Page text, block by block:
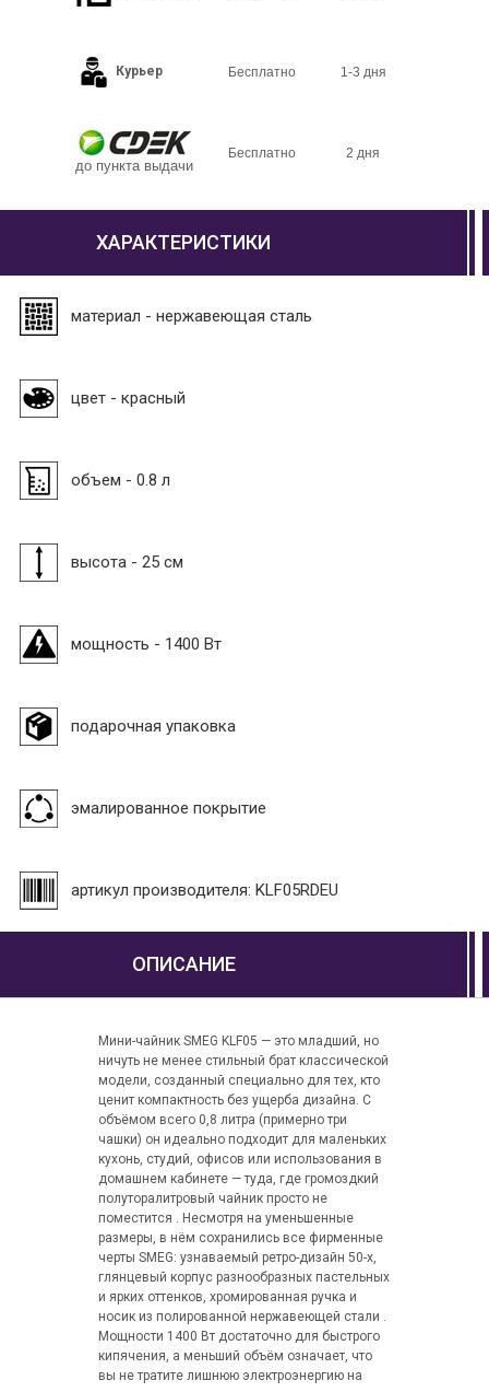
Курьер Бесплатно 1-3 дня
до пункта выдачи
Бесплатно 2 дня
ХАРАКТЕРИСТИКИ
материал - нержавеющая сталь
цвет - красный
объем - 0.8 л
высота - 25 см
мощность - 1400 Вт
подарочная упаковка
эмалированное покрытие
артикул производителя: KLF05RDEU
ОПИСАНИЕ
Мини-чайник SMEG KLF05 — это младший, но
ничуть не менее стильный брат классической
модели, созданный специально для тех, кто
ценит компактность без ущерба дизайна. С
объёмом всего 0,8 литра (примерно три
чашки) он идеально подходит для маленьких
кухонь, студий, офисов или использования в
домашнем кабинете — туда, где громоздкий
полуторалитровый чайник просто не
поместится . Несмотря на уменьшенные
размеры, в нём сохранились все фирменные
черты SMEG: узнаваемый ретро-дизайн 50-х,
глянцевый корпус разнообразных пастельных
и ярких оттенков, хромированная ручка и
носик из полированной нержавеющей стали .
Мощности 1400 Вт достаточно для быстрого
кипячения, а меньший объём означает, что
вы не тратите лишнюю электроэнергию на